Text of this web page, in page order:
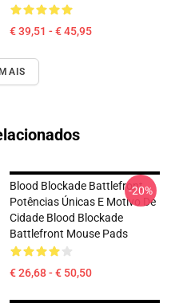
€ 39,51 - € 45,95
Blood Blockade Battlefront
Potências Únicas E Motivo De
Cidade Blood Blockade
Battlefront Mouse Pads
€ 26,68 - € 50,50
-20%